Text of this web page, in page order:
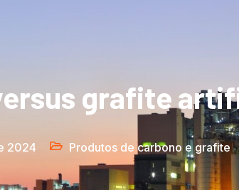
grafite
2024 Produtos de carbono e grafite